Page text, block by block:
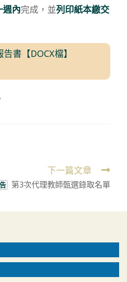
週內完成，並列印紙本繳交
書【DOCX檔】
下一篇文章
第3次代理教師甄選錄取名單